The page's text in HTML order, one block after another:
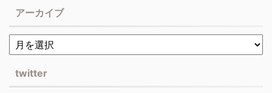
アーカイブ
twitter